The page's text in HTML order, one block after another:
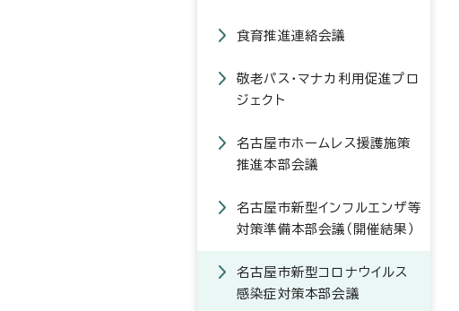
食育推進連絡会議
敬老パス・マナカ利用促進プロ
ジェクト
名古屋市ホームレス援護施策
推進本部会議
名古屋市新型インフルエンザ等
対策準備本部会議（開催結果）
名古屋市新型コロナウイルス
感染症対策本部会議